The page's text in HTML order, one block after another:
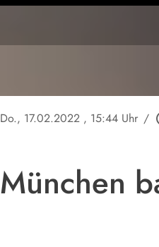
Do., 17.02.2022 , 15:44 Uhr /
München